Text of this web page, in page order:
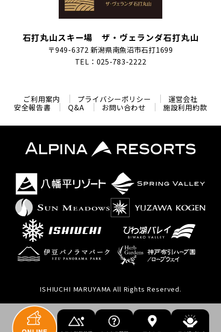
石打丸山スキー場 ザ・ヴェランダ石打丸山
〒949-6372 新潟県南魚沼市石打1699
TEL：025-783-2222
ご利用案内 プライバシーポリシー
運営会社
安全報告書
Q&A お問い合わせ 施設利用約款
ISHIUCHI MARUYAMA All Rights Reserved.